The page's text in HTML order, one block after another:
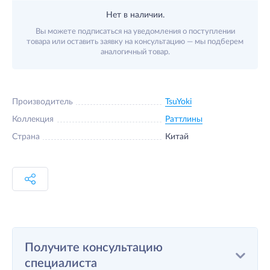
Нет в наличии.
Вы можете подписаться на уведомления о поступлении
товара или оставить заявку на консультацию — мы подберем
аналогичный товар.
Производитель TsuYoki
Коллекция Раттлины
Страна Китай
Получите консультацию
специалиста